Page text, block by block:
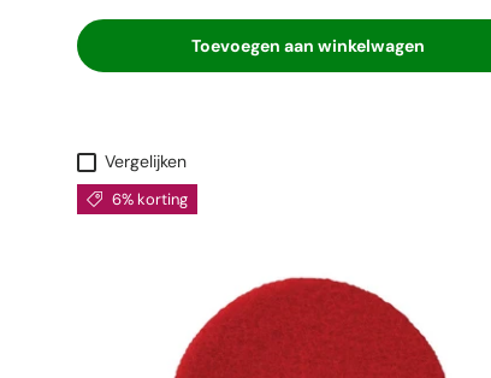
Toevoegen aan winkelwagen
Vergelijken
6% korting